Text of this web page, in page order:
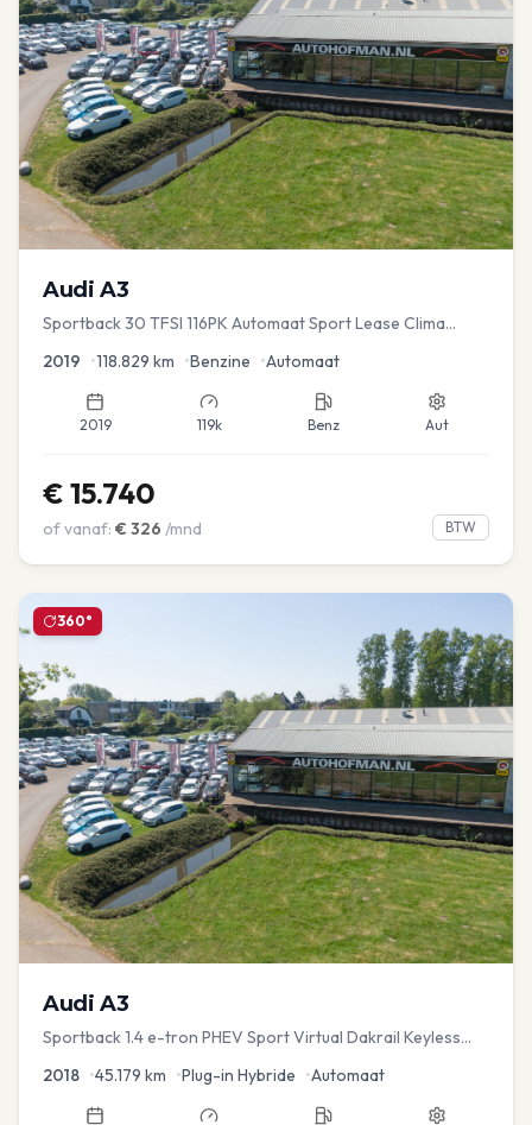
Audi A3
Sportback 30 TFSI 116PK Automaat Sport Lease Clima
2019 •118.829 km •Benzine •Automaat
2019 119k Benz Aut
€ 15.740
of vanaf: € 326 /mnd BTW
360°
Audi A3
Sportback 1.4 e-tron PHEV Sport Virtual Dakrail Keyless
2018 •45.179 km •Plug-in Hybride •Automaat